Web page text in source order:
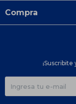
Compra